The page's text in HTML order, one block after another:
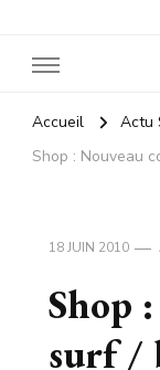
Accueil
Actu
Shop : Nouveau
18 JUIN 2010
Shop
surf /